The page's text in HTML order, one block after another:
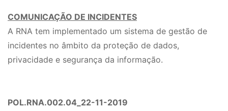
COMUNICAÇÃO DE INCIDENTES
A RNA tem implementado um sistema de gestão de
incidentes no âmbito da proteção de dados,
privacidade e segurança da informação.
POL.RNA.002.04_22-11-2019